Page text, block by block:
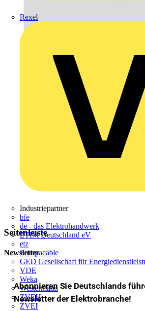
Rexel
Industriepartner
bfe
de - das Elektrohandwerk
ETIM Deutschland eV
etz
Europacable
GED Gesellschaft für
VDE
Weka
Westermann
ZVEH
ZVEI
Seitenleiste
Newsletter
Abonnieren Sie Deutschlands
Newsletter der Elektrobranche!